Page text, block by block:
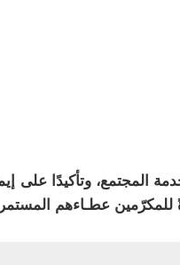
المجتمع، وتأكيدًا على
للمكرّمين عطـاءهم